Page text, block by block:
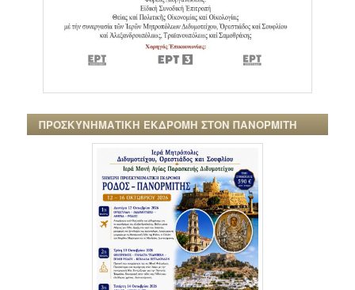
ΠΡΟΣΚΥΝΗΜΑΤΙΚΗ ΕΚΔΡΟΜΗ ΣΤΟΝ ΠΑΝΟΡΜΙΤΗ